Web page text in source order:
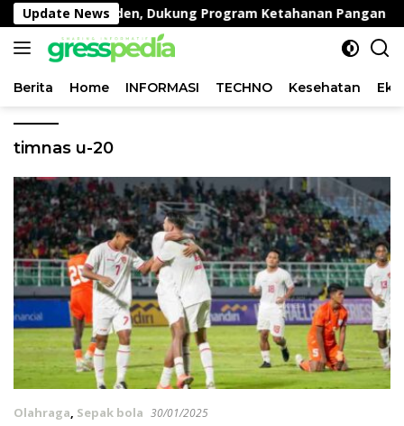
Langsung
ke
konten
Update News
Desa Peganden, Dukung Program Ketahanan Pangan
Berita Home INFORMASI TECHNO Kesehatan
timnas u-20
Olahraga, Sepak bola 30/01/2025